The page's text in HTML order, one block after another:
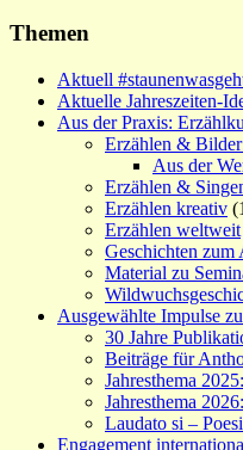
Themen
Aktuell
Aktuelle Jahreszeiten-
Aus der Praxis:
Erzählen &
Aus der
Erzählen &
Erzählen kreativ
Erzählen weltweit
Geschichten zum
Material zu
Ausgewählte Impulse
30 Jahre
Beiträge für
Jahresthema
Jahresthema
Laudato si –
Engagement